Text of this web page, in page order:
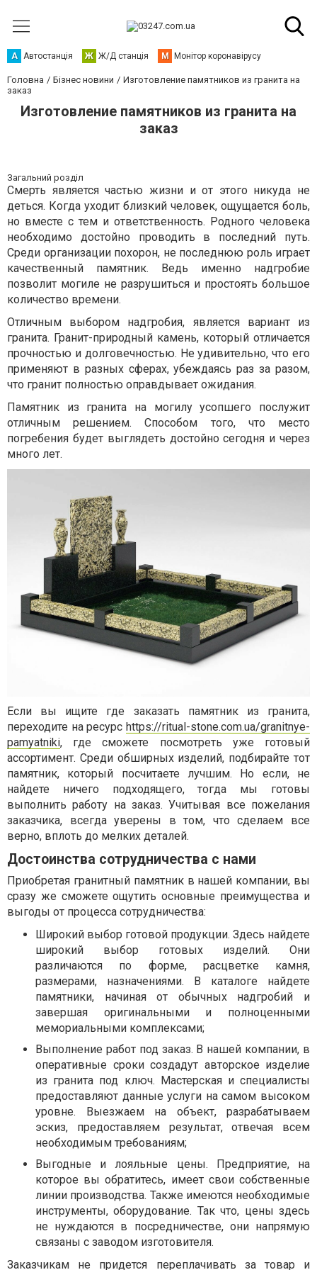
А Автостанція Ж Ж/Д станція М Монітор коронавірусу
Головна Бізнес новини
Изготовление памятников из гранита на
заказ
Изготовление памятников из гранита на
заказ
Загальний розділ
Смерть является частью жизни и от этого никуда не
деться. Когда уходит близкий человек, ощущается боль,
но вместе с тем и ответственность. Родного человека
необходимо достойно проводить в последний путь.
Среди организации похорон, не последнюю роль играет
качественный памятник. Ведь именно надгробие
позволит могиле не разрушиться и простоять большое
количество времени.
Отличным выбором надгробия, является вариант из
гранита. Гранит-природный камень, который отличается
прочностью и долговечностью. Не удивительно, что его
применяют в разных сферах, убеждаясь раз за разом,
что гранит полностью оправдывает ожидания.
Памятник из гранита на могилу усопшего послужит
отличным решением. Способом того, что место
погребения будет выглядеть достойно сегодня и через
много лет.
Если вы ищите где заказать памятник из гранита,
переходите на ресурс https://ritual-stone.com.ua/granitnye-
pamyatniki, где сможете посмотреть уже готовый
ассортимент. Среди обширных изделий, подбирайте тот
памятник, который посчитаете лучшим. Но если, не
найдете ничего подходящего, тогда мы готовы
выполнить работу на заказ. Учитывая все пожелания
заказчика, всегда уверены в том, что сделаем все
верно, вплоть до мелких деталей.
Достоинства сотрудничества с нами
Приобретая гранитный памятник в нашей компании, вы
сразу же сможете ощутить основные преимущества и
выгоды от процесса сотрудничества:
Широкий выбор готовой продукции. Здесь найдете
широкий выбор готовых изделий. Они
различаются по форме, расцветке камня,
размерами, назначениями. В каталоге найдете
памятники, начиная от обычных надгробий и
завершая оригинальными и полноценными
мемориальными комплексами;
Выполнение работ под заказ. В нашей компании, в
оперативные сроки создадут авторское изделие
из гранита под ключ. Мастерская и специалисты
предоставляют данные услуги на самом высоком
уровне. Выезжаем на объект, разрабатываем
эскиз, предоставляем результат, отвечая всем
необходимым требованиям;
Выгодные и лояльные цены. Предприятие, на
которое вы обратитесь, имеет свои собственные
линии производства. Также имеются необходимые
инструменты, оборудование. Так что, цены здесь
не нуждаются в посредничестве, они напрямую
связаны с заводом изготовителя.
Заказчикам не придется переплачивать за товар и